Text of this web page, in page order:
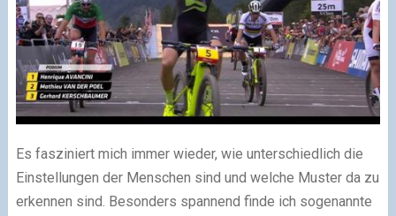
Es fasziniert mich immer wieder, wie unterschiedlich die
Einstellungen der Menschen sind und welche Muster da zu
erkennen sind. Besonders spannend finde ich sogenannte